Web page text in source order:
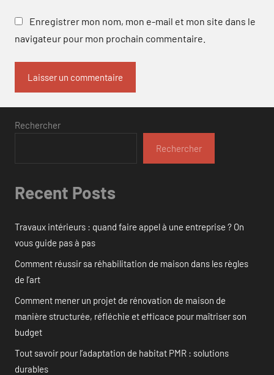
Enregistrer mon nom, mon e-mail et mon site dans le
navigateur pour mon prochain commentaire.
Rechercher
Rechercher
Recent Posts
Travaux intérieurs : quand faire appel à une entreprise ? On
vous guide pas à pas
Comment réussir sa réhabilitation de maison dans les règles
de l’art
Comment mener un projet de rénovation de maison de
manière structurée, réfléchie et efficace pour maîtriser son
budget
Tout savoir pour l’adaptation de habitat PMR : solutions
durables